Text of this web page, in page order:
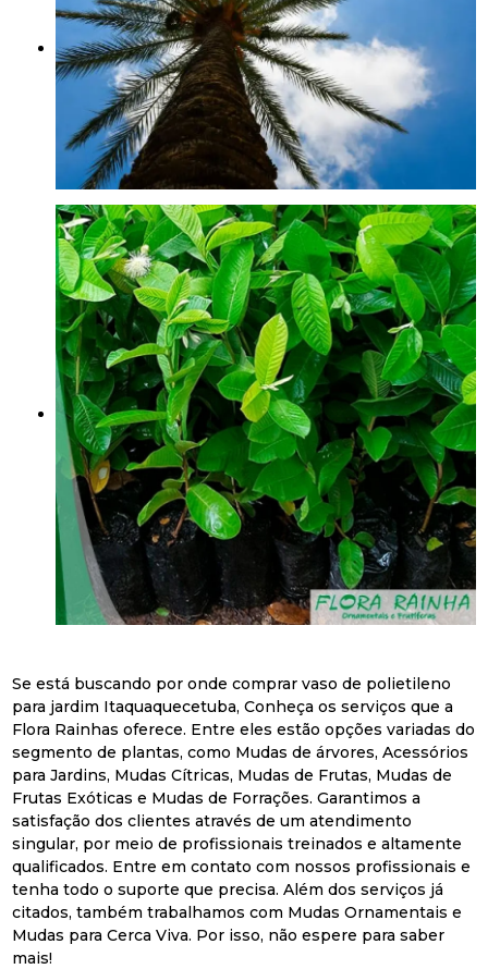
Se está buscando por onde comprar vaso de polietileno
para jardim Itaquaquecetuba, Conheça os serviços que a
Flora Rainhas oferece. Entre eles estão opções variadas do
segmento de plantas, como Mudas de árvores, Acessórios
para Jardins, Mudas Cítricas, Mudas de Frutas, Mudas de
Frutas Exóticas e Mudas de Forrações. Garantimos a
satisfação dos clientes através de um atendimento
singular, por meio de profissionais treinados e altamente
qualificados. Entre em contato com nossos profissionais e
tenha todo o suporte que precisa. Além dos serviços já
citados, também trabalhamos com Mudas Ornamentais e
Mudas para Cerca Viva. Por isso, não espere para saber
mais!